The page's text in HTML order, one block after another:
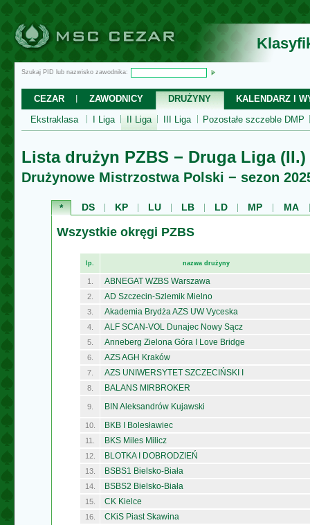
Szukaj PID lub nazwisko zawodnika:
CEZAR ZAWODNICY DRUŻYNY
KALENDARZ I
Ekstraklasa
I Liga II Liga III Liga Pozostałe szczeble DMP
Lista drużyn PZBS − Druga Liga (II.)
Drużynowe Mistrzostwa Polski − sezon
* DS KP LU LB LD MP MA
Wszystkie okręgi PZBS
lp. nazwa drużyny
1. ABNEGAT WZBS Warszawa
2. AD Szczecin-Szlemik Mielno
3. Akademia Brydża AZS UW Vyceska
4. ALF SCAN-VOL Dunajec Nowy Sącz
5. Anneberg Zielona Góra I Love Bridge
6. AZS AGH Kraków
7. AZS UNIWERSYTET SZCZECIŃSKI I
8. BALANS MIRBROKER
9. BIN Aleksandrów Kujawski
10. BKB I Bolesławiec
11. BKS Miles Milicz
12. BLOTKA I DOBRODZIEŃ
13. BSBS1 Bielsko-Biała
14. BSBS2 Bielsko-Biała
15. CK Kielce
16. CKiS Piast Skawina